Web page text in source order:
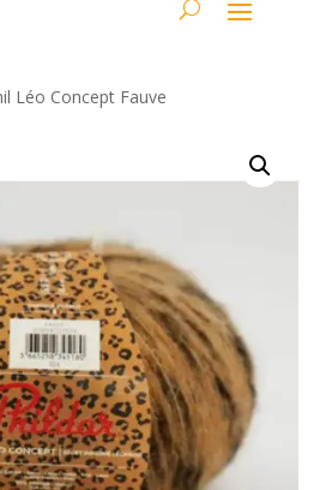
Léo Concept Fauve